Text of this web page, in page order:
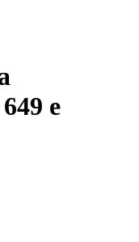
e